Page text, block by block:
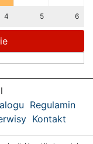
4 5 6
Regulamin
Kontakt